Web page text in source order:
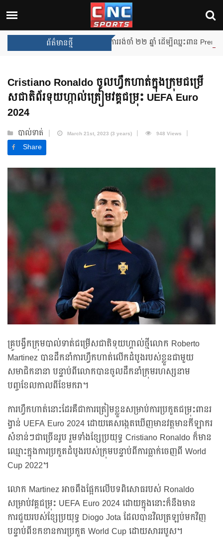
ព័ត៌មានថ្មី
Arsenal បញ្ចប់ការរង់ចាំ ២២ ឆ្នាំ ដើម្បីឈ្នះពាន Premier
Cristiano Ronaldo ចូលហ្វឹកហាត់ក្នុងក្រុមជម្រើ
សជាតិព័រទុយហ្កាល់ត្រៀមវគ្គជម្រុះ UEFA Euro
2024
បាល់ទាត់ March 21st, 2023 (3 years) 948 Views
Share
គ្រូបង្វឹកក្រុមបាល់ទាត់ជម្រើសជាតិទុយហ្គាល់ថ្មីលោក Roberto
Martinez បានដឹកនាំការហ្វឹកហាត់លើកដំបូងរបស់ខ្លួនជាមួយ
សមាជិកនានា បន្ទាប់ពីលោកបានចូលដឹកនាំក្រុមរហស្សនាម
បញ្ចខែលកាលពីខែមករា។
ការហ្វឹកហាត់នោះដែរគឺជាការត្រៀមខ្លួនសម្រាប់ការប្រកួតជម្រុះពានរ
ង្វាន់ UEFA Euro 2024 ដោយគេសង្កេតឃើញមានវត្តមានកីឡាករ
សំខាន់ៗជាច្រើនរូប រួមទាំងខ្សែប្រយុទ្ធ Cristiano Ronaldo ក៏មាន
ឈ្មោះក្នុងការប្រកួតដំបូងរបស់ក្រុមបន្ទាប់ពីការធ្លាក់ចេញពី World
Cup 2022។
លោក Martinez អាចពឹងផ្អែកលើបទពិសោធរបស់ Ronaldo
សម្រាប់វគ្គជម្រុះ UEFA Euro 2024 ដោយក្នុងនោះក៏នឹងមាន
ការជួយរបស់ខ្សែប្រយុទ្ធ Diogo Jota ដែលបានវិលត្រឡប់មកវិញ
បន្ទាប់ពីខកខានការប្រកួត World Cup ដោយសាររបួស។